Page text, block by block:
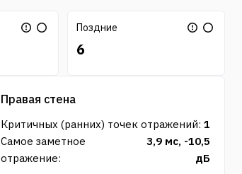
Поздние
6
Правая стена
Критичных (ранних) точек отражений: 1
Самое заметное
отражение:
3,9 мс, -10,5
дБ